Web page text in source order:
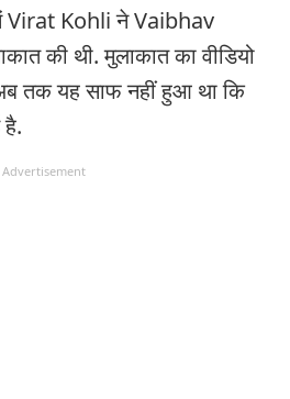
Virat Kohli ने Vaibhav
की थी. मुलाकात का वीडियो
तक यह साफ नहीं हुआ था कि
है.
Advertisement